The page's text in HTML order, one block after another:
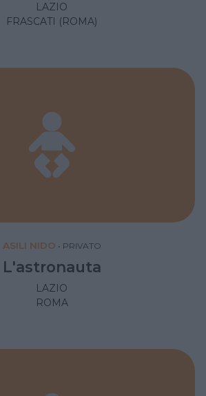
LAZIO
FRASCATI (ROMA)
ASILI NIDO • PRIVATO
L'astronauta
LAZIO
ROMA